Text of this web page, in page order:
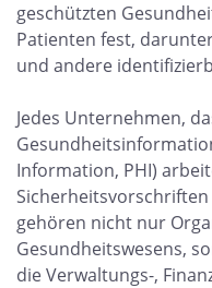
geschützten
Patienten fest,
und andere
Jedes Unternehmen,
Information, PHI)
Sicherheitsvorschriften
gehören nicht nur
Gesundheitswesens,
die Verwaltungs-,